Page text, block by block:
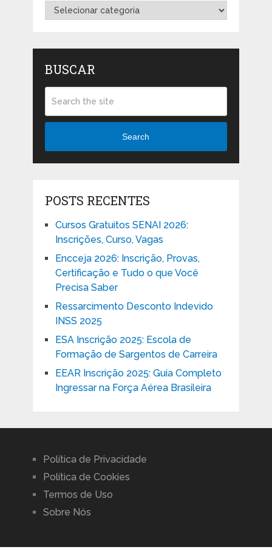
Categorias
BUSCAR
Search
POSTS RECENTES
Cursos Gratuitos SENAI 2026:
Inscrições, Curso, Vagas
Encceja 2026: Inscrição, Provas,
Certificação e Tudo o que Você
Precisa Saber
Ressarcimento Desconto Indevido
INSS 2025
ESA Inscrição 2025: Escola de
Formação de Sargentos de Carreira
EEAR Inscrição 2025: Guia Completo
Ingressar na Força Aérea Brasileira
Política de Privacidade
Política de Cookies
Termos de Uso
Sobre Nós